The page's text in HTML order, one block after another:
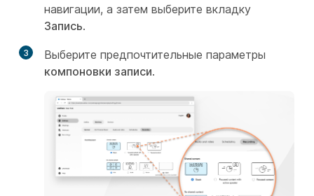
навигации, а затем выберите вкладку
Запись.
3
Выберите предпочтительные параметры
компоновки записи.